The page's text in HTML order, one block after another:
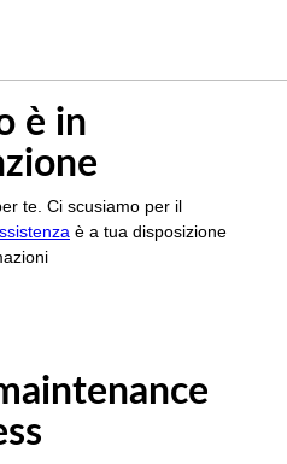
è in
te. Ci scusiamo per il
è a tua disposizione